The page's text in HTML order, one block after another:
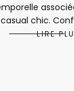
chic.
LIRE